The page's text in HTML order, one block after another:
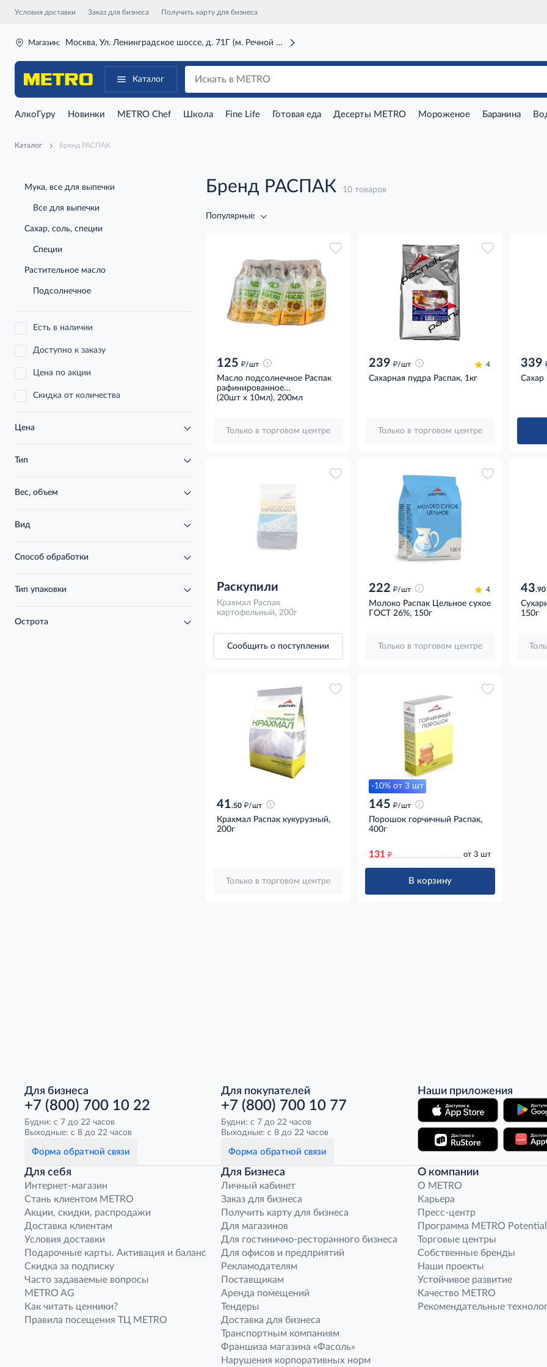
Условия доставки Заказ для бизнеса Получить карту для бизнеса
Магазин: Москва, Ул. Ленинградское шоссе, д. 71Г (м. Речной вокзал)
Каталог
АлкоГуру Новинки METRO Chef Школа Fine Life Готовая еда Десерты METRO Мороженое Баранина
Каталог Бренд РАСПАК
Мука, все для выпечки
Все для выпечки
Сахар, соль, специи
Специи
Растительное масло
Подсолнечное
Есть в наличии
Доступно к заказу
Цена по акции
Скидка от количества
Цена
Тип
Вес, объем
Вид
Способ обработки
Тип упаковки
Острота
Бренд РАСПАК 10 товаров
Популярные
125 д/шт
Масло подсолнечное Распак
рафинированное
дезодорированное (20шт x
(20шт x 10мл), 200мл
Только в торговом центре
239 д/шт 4
Сахарная пудра Распак, 1кг
Только в торговом центре
339
Сахар
Раскупили
Крахмал Распак
картофельный, 200г
Сообщить о поступлении
222 д/шт 4
Молоко Распак Цельное сухое
ГОСТ 26%, 150г
Только в торговом центре
43.90
150г
41.50 д/шт
Крахмал Распак кукурузный,
200г
Только в торговом центре
-10% от 3 шт
145 д/шт
Порошок горчичный Распак,
400г
131 д от 3 шт
В корзину
Для бизнеса
+7 (800) 700 10 22
Будни: с 7 до 22 часов
Выходные: с 8 до 22 часов
Форма обратной связи
Для покупателей
+7 (800) 700 10 77
Будни: с 7 до 22 часов
Выходные: с 8 до 22 часов
Форма обратной связи
Наши приложения
Для себя
Интернет-магазин
Стань клиентом METRO
Акции, скидки, распродажи
Доставка клиентам
Условия доставки
Подарочные карты. Активация и баланс
Скидка за подписку
Часто задаваемые вопросы
METRO AG
Как читать ценники?
Правила посещения ТЦ METRO
Для Бизнеса
Личный кабинет
Заказ для бизнеса
Получить карту для бизнеса
Для магазинов
Для гостинично-ресторанного бизнеса
Для офисов и предприятий
Рекламодателям
Поставщикам
Аренда помещений
Тендеры
Доставка для бизнеса
Транспортным компаниям
Франшиза магазина «Фасоль»
Нарушения корпоративных норм
О компании
O METRO
Карьера
Пресс-центр
Программа METRO
Торговые центры
Собственные бренды
Наши проекты
Устойчивое развитие
Качество METRO
Рекомендательные